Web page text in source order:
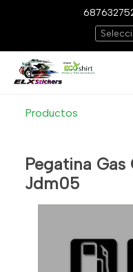
Productos
Pegatina Gas
Jdm05